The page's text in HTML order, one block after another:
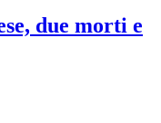
due morti e